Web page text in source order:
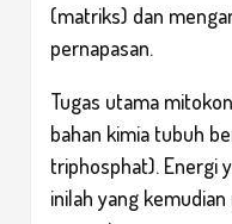
(matriks) dan
pernapasan.
Tugas utama
bahan kimia tubuh
triphosphat). Energi
inilah yang